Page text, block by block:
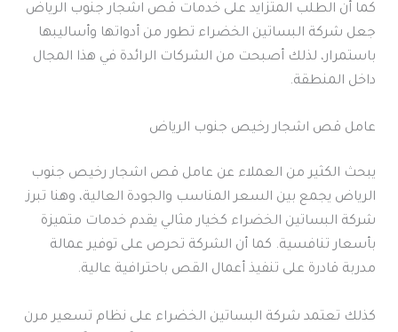
كما أن الطلب المتزايد على خدمات قص اشجار جنوب الرياض
جعل شركة البساتين الخضراء تطور من أدواتها وأساليبها
باستمرار، لذلك أصبحت من الشركات الرائدة في هذا المجال
داخل المنطقة.
عامل قص اشجار رخيص جنوب الرياض
يبحث الكثير من العملاء عن عامل قص اشجار رخيص جنوب
الرياض يجمع بين السعر المناسب والجودة العالية، وهنا تبرز
شركة البساتين الخضراء كخيار مثالي يقدم خدمات متميزة
بأسعار تنافسية. كما أن الشركة تحرص على توفير عمالة
مدربة قادرة على تنفيذ أعمال القص باحترافية عالية.
كذلك تعتمد شركة البساتين الخضراء على نظام تسعير مرن